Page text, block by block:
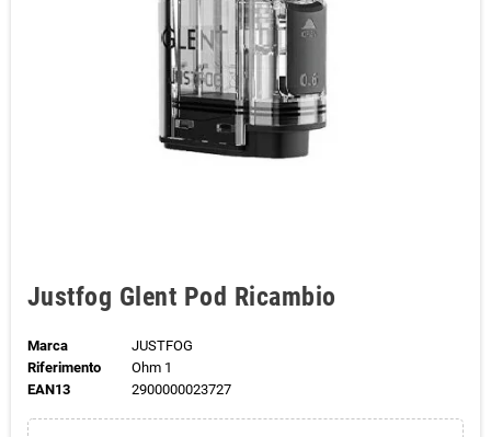
Justfog Glent Pod Ricambio
Marca
JUSTFOG
Riferimento
Ohm 1
EAN13
2900000023727